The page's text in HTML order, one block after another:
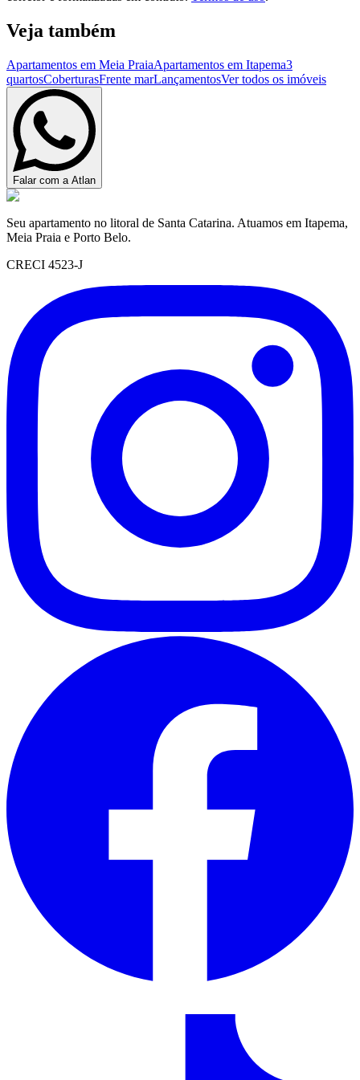
Veja também
Apartamentos em Meia PraiaApartamentos em Itapema3
quartosCoberturasFrente marLançamentosVer todos os imóveis
Falar com a Atlan
Seu apartamento no litoral de Santa Catarina. Atuamos em Itapema,
Meia Praia e Porto Belo.
CRECI 4523-J